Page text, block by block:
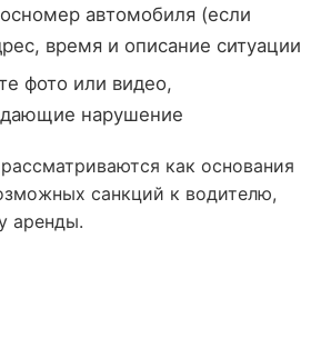
автомобиля (если
время и описание ситуации
фото или видео,
нарушение
как основания
санкций к водителю,
аренды.